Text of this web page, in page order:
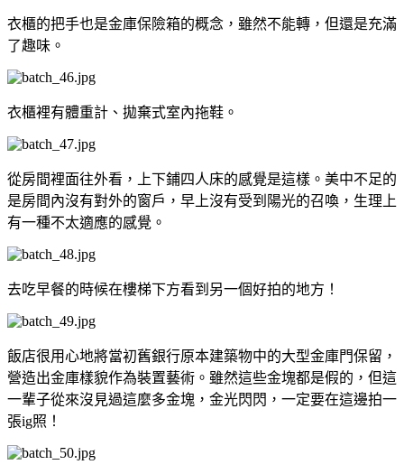
衣櫃的把手也是金庫保險箱的概念，雖然不能轉，但還是充滿
了趣味。
衣櫃裡有體重計、拋棄式室內拖鞋。
從房間裡面往外看，上下鋪四人床的感覺是這樣。美中不足的
是房間內沒有對外的窗戶，早上沒有受到陽光的召喚，生理上
有一種不太適應的感覺。
去吃早餐的時候在樓梯下方看到另一個好拍的地方！
飯店很用心地將當初舊銀行原本建築物中的大型金庫門保留，
營造出金庫樣貌作為裝置藝術。雖然這些金塊都是假的，但這
一輩子從來沒見過這麼多金塊，金光閃閃，一定要在這邊拍一
張ig照！